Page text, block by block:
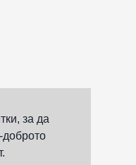
за да
доброто